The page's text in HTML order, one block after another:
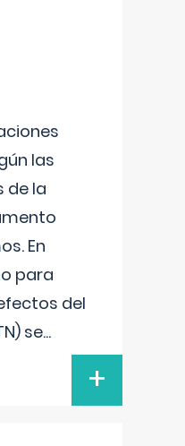
las
de la
En
para
del
se...
+